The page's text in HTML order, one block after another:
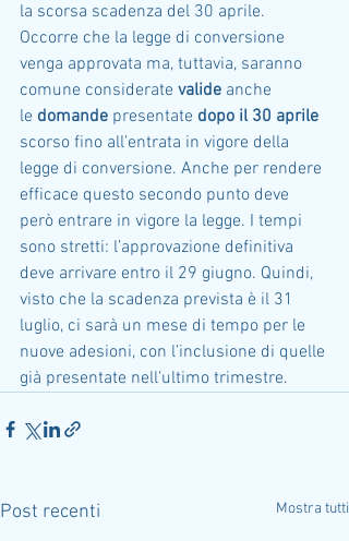
la scorsa scadenza del 30 aprile.
Occorre che la legge di conversione
venga approvata ma, tuttavia, saranno
comune considerate valide anche
le domande presentate dopo il 30 aprile
scorso fino all’entrata in vigore della
legge di conversione. Anche per rendere
efficace questo secondo punto deve
però entrare in vigore la legge. I tempi
sono stretti: l’approvazione definitiva
deve arrivare entro il 29 giugno. Quindi,
visto che la scadenza prevista è il 31
luglio, ci sarà un mese di tempo per le
nuove adesioni, con l’inclusione di quelle
già presentate nell’ultimo trimestre.
Post recenti Mostra tutti